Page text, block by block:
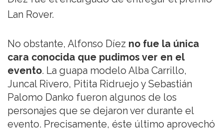
Lan Rover.
No obstante, Alfonso Díez no fue la única
cara conocida que pudimos ver en el
evento. La guapa modelo Alba Carrillo,
Juncal Rivero, Pitita Ridruejo y Sebastián
Palomo Danko fueron algunos de los
personajes que se dejaron ver durante el
evento. Precisamente, éste último aprovechó